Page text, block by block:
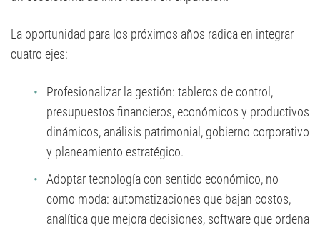
La oportunidad para los próximos años radica en integrar
cuatro ejes:
Profesionalizar la gestión: tableros de control,
presupuestos financieros, económicos y productivos
dinámicos, análisis patrimonial, gobierno corporativo
y planeamiento estratégico.
Adoptar tecnología con sentido económico, no
como moda: automatizaciones que bajan costos,
analítica que mejora decisiones, software que ordena